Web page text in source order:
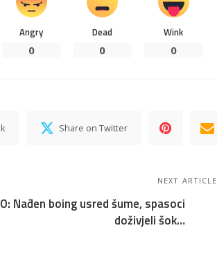
Angry
0
Dead
0
Wink
0
Share on Twitter
NEXT ARTICLE
Nađen boing usred šume, spasoci
doživjeli šok…